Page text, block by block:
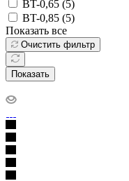
BT-0,65 (5)
BT-0,85 (5)
Показать все
Очистить фильтр
Показать